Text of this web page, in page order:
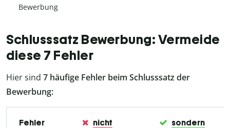
Bewerbung
Schlusssatz Bewerbung: Vermeide
diese 7 Fehler
Hier sind 7 häufige Fehler beim Schlusssatz der
Bewerbung:
Fehler nicht sondern